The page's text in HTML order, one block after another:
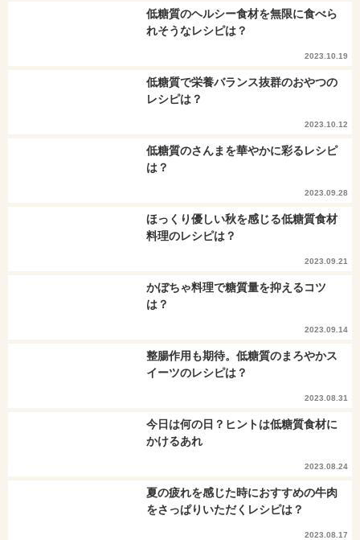
低糖質のヘルシー食材を無限に食べら
れそうなレシピは？
2023.10.19
低糖質で栄養バランス抜群のおやつの
レシピは？
2023.10.12
低糖質のさんまを華やかに彩るレシピ
は？
2023.09.28
ほっくり優しい秋を感じる低糖質食材
料理のレシピは？
2023.09.21
かぼちゃ料理で糖質量を抑えるコツ
は？
2023.09.14
整腸作用も期待。低糖質のまろやかス
イーツのレシピは？
2023.08.31
今日は何の日？ヒントは低糖質食材に
かけるあれ
2023.08.24
夏の疲れを感じた時におすすめの牛肉
をさっぱりいただくレシピは？
2023.08.17